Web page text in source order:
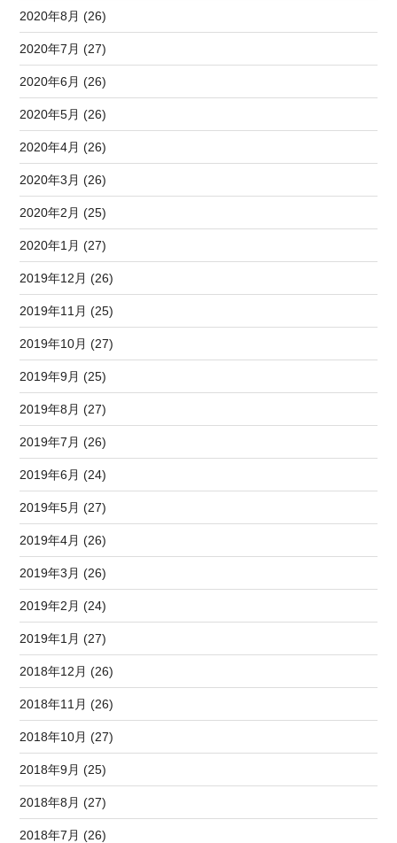
2020年8月 (26)
2020年7月 (27)
2020年6月 (26)
2020年5月 (26)
2020年4月 (26)
2020年3月 (26)
2020年2月 (25)
2020年1月 (27)
2019年12月 (26)
2019年11月 (25)
2019年10月 (27)
2019年9月 (25)
2019年8月 (27)
2019年7月 (26)
2019年6月 (24)
2019年5月 (27)
2019年4月 (26)
2019年3月 (26)
2019年2月 (24)
2019年1月 (27)
2018年12月 (26)
2018年11月 (26)
2018年10月 (27)
2018年9月 (25)
2018年8月 (27)
2018年7月 (26)